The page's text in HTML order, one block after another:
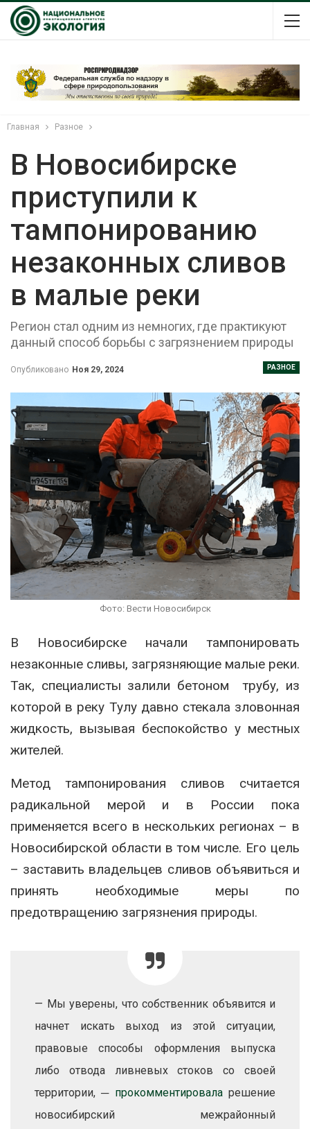
Главная Разное
В Новосибирске
приступили к
тампонированию
незаконных сливов
в малые реки
Регион стал одним из немногих, где практикуют
данный способ борьбы с загрязнением природы
РАЗНОЕ
Опубликовано Ноя 29, 2024
Фото: Вести Новосибирск
В Новосибирске начали тампонировать
незаконные сливы, загрязняющие малые реки.
Так, специалисты залили бетоном трубу, из
которой в реку Тулу давно стекала зловонная
жидкость, вызывая беспокойство у местных
жителей.
Метод тампонирования сливов считается
радикальной мерой и в России пока
применяется всего в нескольких регионах – в
Новосибирской области в том числе. Его цель
– заставить владельцев сливов объявиться и
принять необходимые меры по
предотвращению загрязнения природы.
— Мы уверены, что собственник объявится и
начнет искать выход из этой ситуации,
правовые способы оформления выпуска
либо отвода ливневых стоков со своей
территории, ─ прокомментироваларешение
новосибирский межрайонный